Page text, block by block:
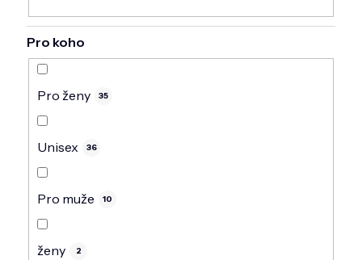
Pro koho
Pro ženy 35
Unisex 36
Pro muže 10
ženy 2